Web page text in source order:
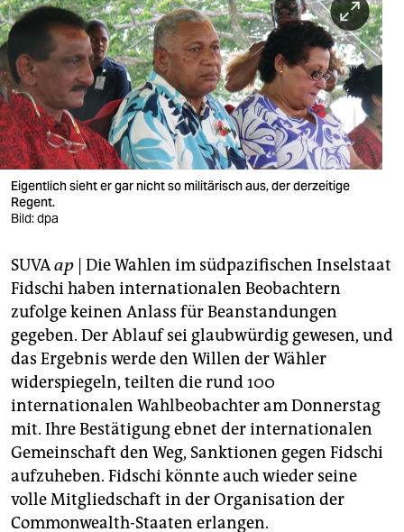
berlin
nord
wahrheit
verlag
verlag
veranstaltungen
fragen & hilfe
unterstützen
abo
genossenschaft
epaper login
Eigentlich sieht er gar nicht so militärisch aus, der derzeitige
Regent.
Bild: dpa
SUVAap | Die Wahlen im südpazifischen Inselstaat
Fidschi haben internationalen Beobachtern
zufolge keinen Anlass für Beanstandungen
gegeben. Der Ablauf sei glaubwürdig gewesen, und
das Ergebnis werde den Willen der Wähler
widerspiegeln, teilten die rund 100
internationalen Wahlbeobachter am Donnerstag
mit. Ihre Bestätigung ebnet der internationalen
Gemeinschaft den Weg, Sanktionen gegen Fidschi
aufzuheben. Fidschi könnte auch wieder seine
volle Mitgliedschaft in der Organisation der
Commonwealth-Staaten erlangen.